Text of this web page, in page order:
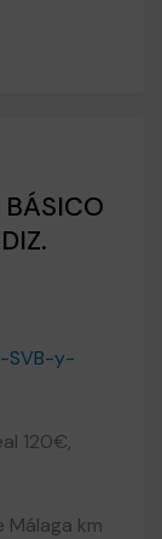
BÁSICO
SVB-y-
120€,
Málaga km